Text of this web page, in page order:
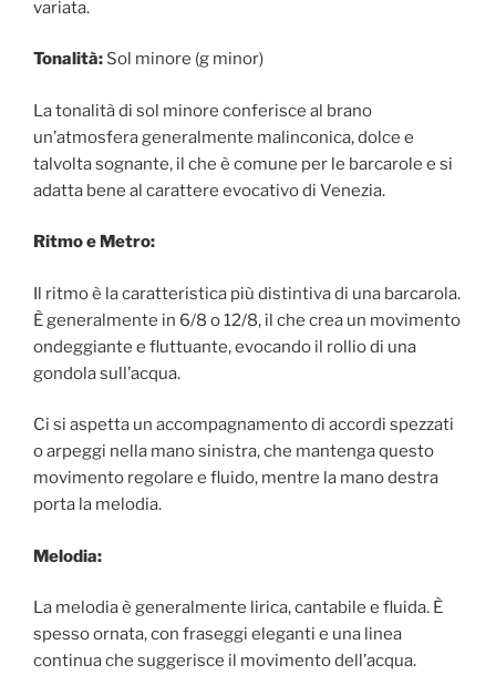
variata.
Tonalità: Sol minore (g minor)
La tonalità di sol minore conferisce al brano
un’atmosfera generalmente malinconica, dolce e
talvolta sognante, il che è comune per le barcarole e si
adatta bene al carattere evocativo di Venezia.
Ritmo e Metro:
Il ritmo è la caratteristica più distintiva di una barcarola.
È generalmente in 6/8 o 12/8, il che crea un movimento
ondeggiante e fluttuante, evocando il rollio di una
gondola sull’acqua.
Ci si aspetta un accompagnamento di accordi spezzati
o arpeggi nella mano sinistra, che mantenga questo
movimento regolare e fluido, mentre la mano destra
porta la melodia.
Melodia:
La melodia è generalmente lirica, cantabile e fluida. È
spesso ornata, con fraseggi eleganti e una linea
continua che suggerisce il movimento dell’acqua.